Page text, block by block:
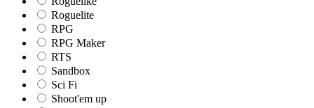
Roguelite
RPG
RPG Maker
RTS
Sandbox
Sci Fi
Shoot'em up